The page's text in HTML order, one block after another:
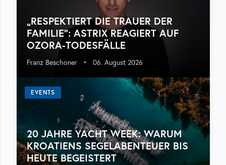
„RESPEKTIERT DIE TRAUER DER
FAMILIE“: ASTRIX REAGIERT AUF
OZORA-TODESFÄLLE
Franz Beschoner • 06. August 2026
EVENTS
20 JAHRE YACHT WEEK: WARUM
KROATIENS SEGELABENTEUER BIS
HEUTE BEGEISTERT